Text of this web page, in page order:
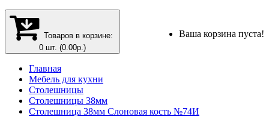
Товаров в корзине:
0 шт. (0.00р.)
Ваша корзина пуста!
Главная
Мебель для кухни
Столешницы
Столешницы 38мм
Столешница 38мм Слоновая кость №74И